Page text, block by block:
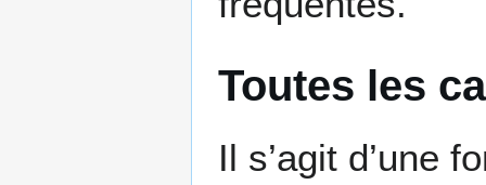
Toutes les
Il s’agit d’une